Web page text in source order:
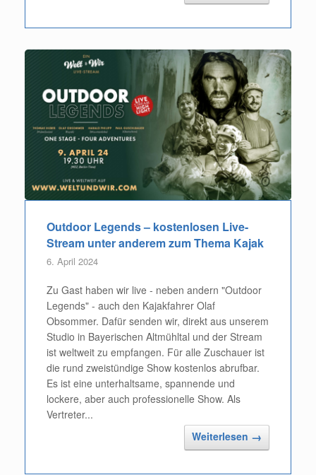
Outdoor Legends – kostenlosen Live-
Stream unter anderem zum Thema Kajak
6. April 2024
Zu Gast haben wir live - neben andern "Outdoor
Legends" - auch den Kajakfahrer Olaf
Obsommer. Dafür senden wir, direkt aus unserem
Studio in Bayerischen Altmühltal und der Stream
ist weltweit zu empfangen. Für alle Zuschauer ist
die rund zweistündige Show kostenlos abrufbar.
Es ist eine unterhaltsame, spannende und
lockere, aber auch professionelle Show. Als
Vertreter...
Weiterlesen →